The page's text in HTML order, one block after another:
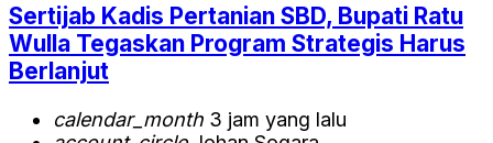
Sertijab Kadis Pertanian SBD, Bupati Ratu
Wulla Tegaskan Program Strategis Harus
Berlanjut
calendar_month 3 jam yang lalu